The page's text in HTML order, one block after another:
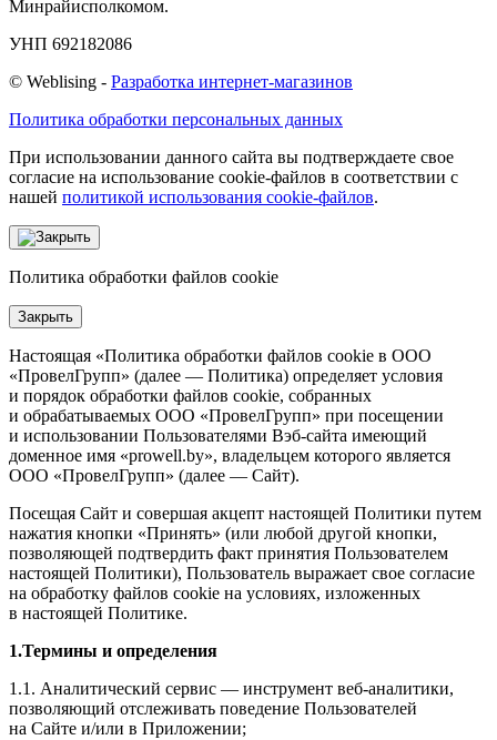
Минрайисполкомом.
УНП 692182086
© Weblising - Разработка интернет-магазинов
Политика обработки персональных данных
При использовании данного сайта вы подтверждаете свое
согласие на использование cookie-файлов в соответствии с
нашей политикой использования cookie-файлов.
Политика обработки файлов cookie
Закрыть
Настоящая «Политика обработки файлов cookie в ООО
«ПровелГрупп» (далее — Политика) определяет условия
и порядок обработки файлов cookie, собранных
и обрабатываемых ООО «ПровелГрупп» при посещении
и использовании Пользователями Вэб-сайта имеющий
доменное имя «prowell.by», владельцем которого является
ООО «ПровелГрупп» (далее — Сайт).
Посещая Сайт и совершая акцепт настоящей Политики путем
нажатия кнопки «Принять» (или любой другой кнопки,
позволяющей подтвердить факт принятия Пользователем
настоящей Политики), Пользователь выражает свое согласие
на обработку файлов cookie на условиях, изложенных
в настоящей Политике.
1.Термины и определения
1.1. Аналитический сервис — инструмент веб-аналитики,
позволяющий отслеживать поведение Пользователей
на Сайте и/или в Приложении;